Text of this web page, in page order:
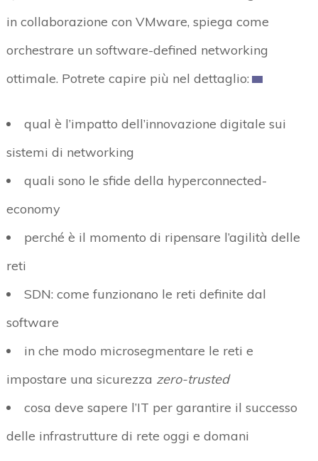
in collaborazione con VMware, spiega come
orchestrare un software-defined networking
ottimale. Potrete capire più nel dettaglio:
qual è l’impatto dell’innovazione digitale sui
sistemi di networking
quali sono le sfide della hyperconnected-
economy
perché è il momento di ripensare l’agilità delle
reti
SDN: come funzionano le reti definite dal
software
in che modo microsegmentare le reti e
impostare una sicurezza zero-trusted
cosa deve sapere l’IT per garantire il successo
delle infrastrutture di rete oggi e domani